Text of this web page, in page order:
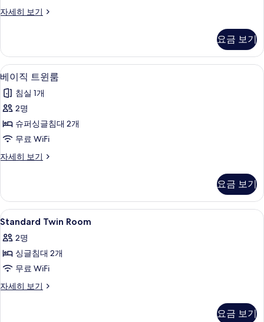
진
두
보
기
자세히 보기
베
블
룸
자
세
히
보
요금 보기
베
이
직
트
윈
사
모
두
보
기
베이직 트윈룸 | 책상, 노트북 작업 공
7
베이직 트윈룸
침실 1개
2명
슈퍼싱글침대 2개
무료 WiFi
자세히 보기
베
윈
룸
자
히
보
요금 보기
Standard
Twin
Room
사
진
모
책상, 노트북 작업 공간, 암막 커튼, 다
1
Standard Twin Room
2명
싱글침대 2개
무료 WiFi
자세히 보기
Standard
요금 보기